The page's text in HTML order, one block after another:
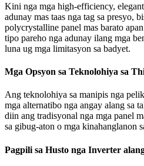
Kini nga mga high-efficiency,
adunay mas taas nga tag sa presyo,
polycrystalline panel mas barato
tipo pareho nga adunay ilang mga
luna ug mga limitasyon sa badyet.
Mga Opsyon sa Teknolohiya sa
Ang teknolohiya sa manipis nga
mga alternatibo nga angay alang sa
diin ang tradisyonal nga mga panel
sa gibug-aton o mga kinahanglanon
Pagpili sa Husto nga Inverter